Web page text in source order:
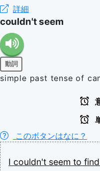
詳細
couldn't seem
動詞
simple past tense of
このボタンはなに？
I couldn't seem to find